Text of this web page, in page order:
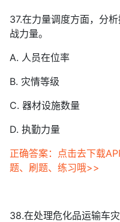
37.在力量调度方面，分
战力量。
A. 人员在位率
B. 灾情等级
C. 器材设施数量
D. 执勤力量
正确答案：点击去下载
题、刷题、练习哦>>
38.在处理危化品运输车